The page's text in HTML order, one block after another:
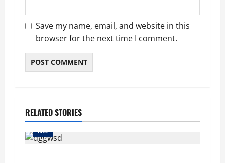
Save my name, email, and website in this
browser for the next time I comment.
RELATED STORIES
विश्व